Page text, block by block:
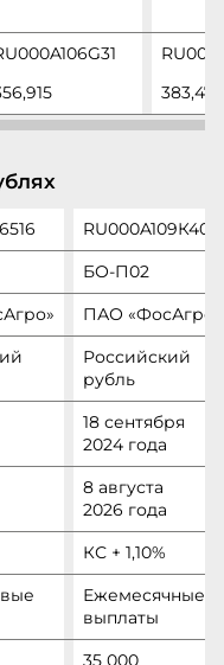
383,470
RU000A109К40
БО‑П02
ПАО «ФосАгро»
Российский
рубль
18 сентября
2024 года
8 августа
2026 года
КС + 1,10%
Ежемесячные
выплаты
35 000